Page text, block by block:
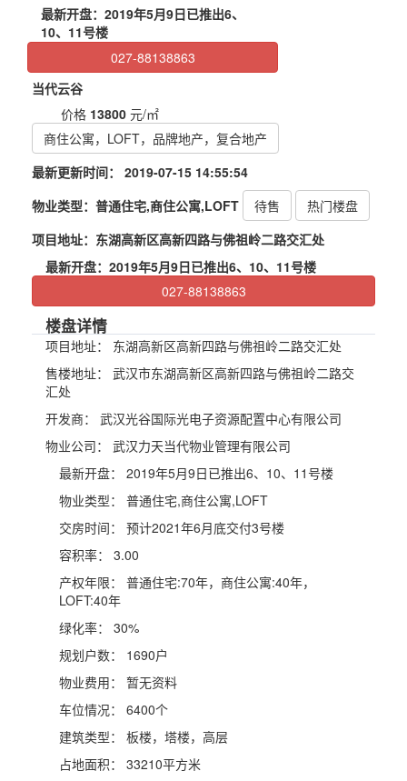
最新开盘：2019年5月9日已推出6、
10、11号楼
027-88138863
当代云谷
价格 13800 元/㎡
商住公寓，LOFT，品牌地产，复合地产
最新更新时间：
2019-07-15 14:55:54
物业类型： 普通住宅,商住公寓,LOFT 待售
热门楼盘
项目地址： 东湖高新区高新四路与佛祖岭二路交汇处
最新开盘： 2019年5月9日已推出6、10、11号楼
027-88138863
楼盘详情
项目地址：
东湖高新区高新四路与佛祖岭二路交汇处
售楼地址：
武汉市东湖高新区高新四路与佛祖岭二路交
汇处
开发商：
武汉光谷国际光电子资源配置中心有限公司
物业公司：
武汉力天当代物业管理有限公司
最新开盘：
2019年5月9日已推出6、10、11号楼
物业类型：
普通住宅,商住公寓,LOFT
交房时间：
预计2021年6月底交付3号楼
容积率：
3.00
产权年限：
普通住宅:70年，商住公寓:40年，
LOFT:40年
绿化率：
30%
规划户数：
1690户
物业费用：
暂无资料
车位情况：
6400个
建筑类型：
板楼，塔楼，高层
占地面积：
33210平方米